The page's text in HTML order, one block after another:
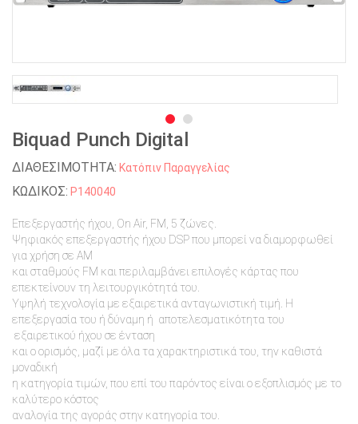
Biquad Punch Digital
ΔΙΑΘΕΣΙΜΟΤΗΤΑ: Κατόπιν Παραγγελίας
ΚΩΔΙΚΟΣ: P140040
Επεξεργαστής ήχου, On Air, FM, 5 ζώνες.
Ψηφιακός επεξεργαστής ήχου DSP που μπορεί να διαμορφωθεί
για χρήση σε AM
και σταθμούς FM και περιλαμβάνει επιλογές κάρτας που
επεκτείνουν τη λειτουργικότητά του.
Υψηλή τεχνολογία με εξαιρετικά ανταγωνιστική τιμή. Η
επεξεργασία του ή δύναμη ή αποτελεσματικότητα του
εξαιρετικού ήχου σε ένταση
και ο ορισμός, μαζί με όλα τα χαρακτηριστικά του, την καθιστά
μοναδική
η κατηγορία τιμών, που επί του παρόντος είναι ο εξοπλισμός με το
καλύτερο κόστος
αναλογία της αγοράς στην κατηγορία του.